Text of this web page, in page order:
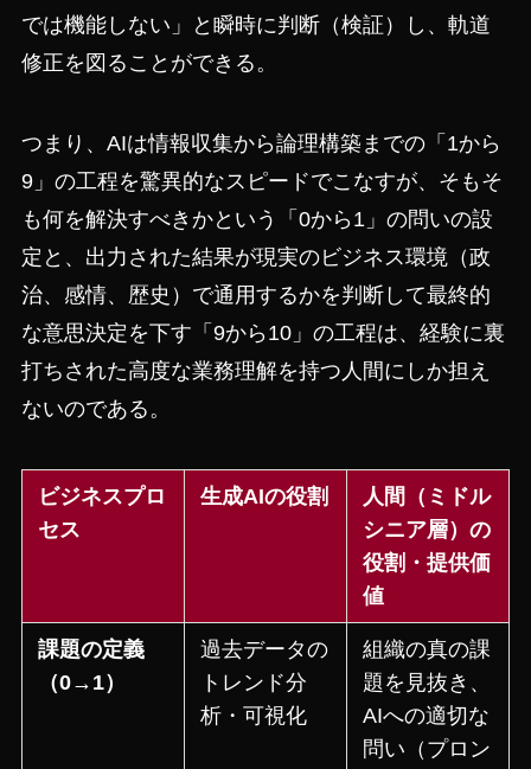
では機能しない」と瞬時に判断（検証）し、軌道
修正を図ることができる。
つまり、AIは情報収集から論理構築までの「1から
9」の工程を驚異的なスピードでこなすが、そもそ
も何を解決すべきかという「0から1」の問いの設
定と、出力された結果が現実のビジネス環境（政
治、感情、歴史）で通用するかを判断して最終的
な意思決定を下す「9から10」の工程は、経験に裏
打ちされた高度な業務理解を持つ人間にしか担え
ないのである。
ビジネスプロ
セス
生成AIの役割
人間（ミドル
シニア層）の
役割・提供価
値
課題の定義
（0→1）
過去データの
トレンド分
析・可視化
組織の真の課
題を見抜き、
AIへの適切な
問い（プロン